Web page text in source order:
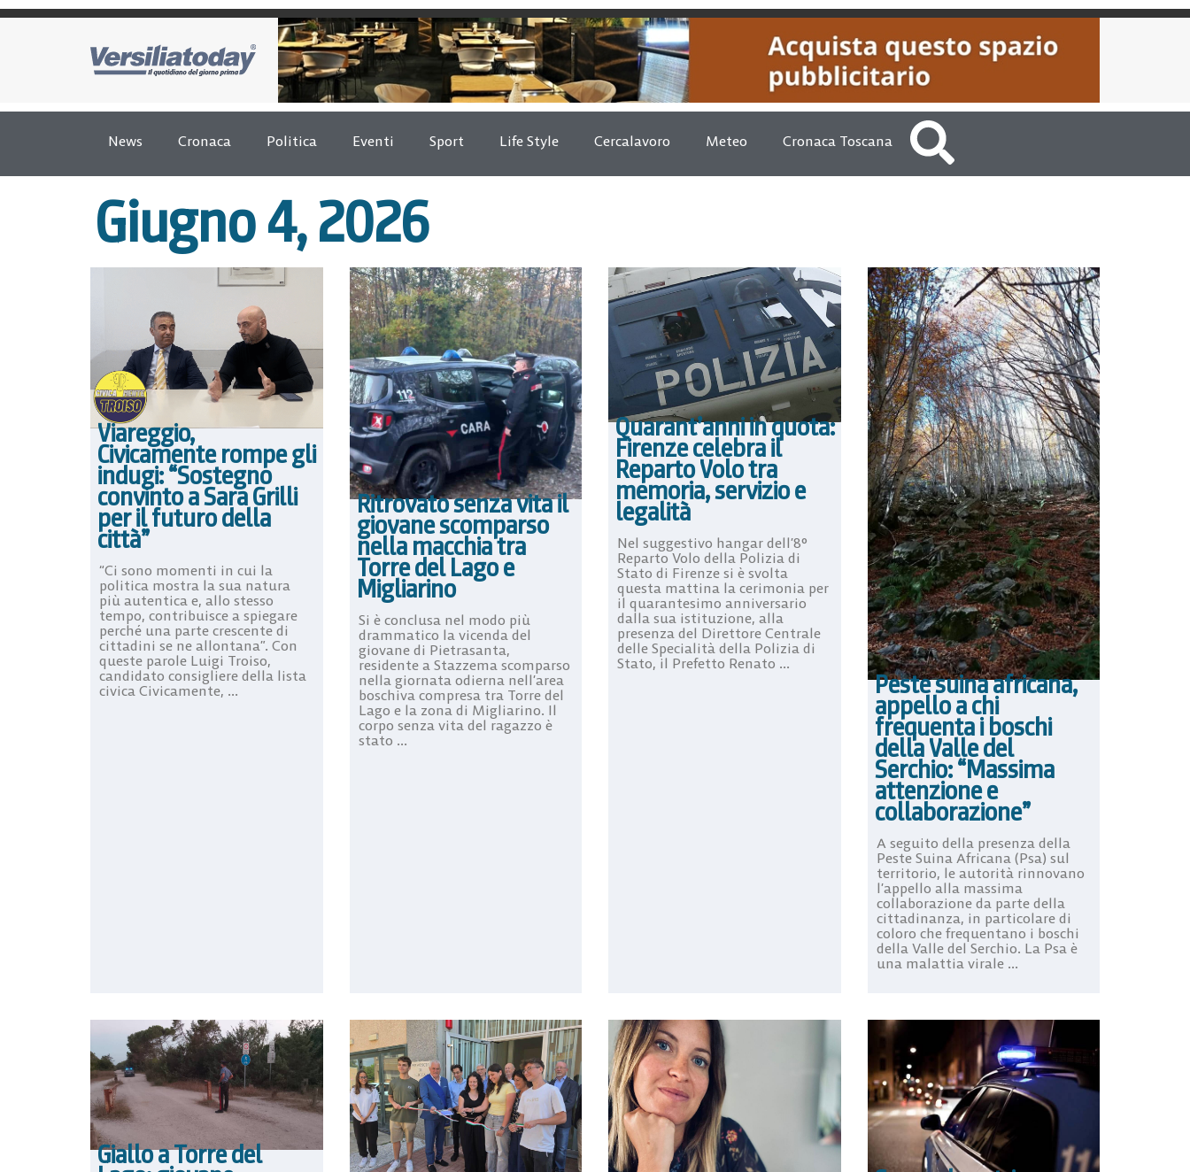
News Cronaca Politica Eventi Sport Life Style Cercalavoro Meteo Cronaca Toscana
Giugno 4, 2026
Viareggio,
Civicamente rompe gli
indugi: “Sostegno
convinto a Sara Grilli
per il futuro della
città”
“Ci sono momenti in cui la
politica mostra la sua natura
più autentica e, allo stesso
tempo, contribuisce a spiegare
perché una parte crescente di
cittadini se ne allontana”. Con
queste parole Luigi Troiso,
candidato consigliere della lista
civica Civicamente, ...
Ritrovato senza vita il
giovane scomparso
nella macchia tra
Torre del Lago e
Migliarino
Si è conclusa nel modo più
drammatico la vicenda del
giovane di Pietrasanta,
residente a Stazzema scomparso
nella giornata odierna nell’area
boschiva compresa tra Torre del
Lago e la zona di Migliarino. Il
corpo senza vita del ragazzo è
stato ...
Quarant’anni in quota:
Firenze celebra il
Reparto Volo tra
memoria, servizio e
legalità
Nel suggestivo hangar dell’8°
Reparto Volo della Polizia di
Stato di Firenze si è svolta
questa mattina la cerimonia per
il quarantesimo anniversario
dalla sua istituzione, alla
presenza del Direttore Centrale
delle Specialità della Polizia di
Stato, il Prefetto Renato ...
Peste suina africana,
appello a chi
frequenta i boschi
della Valle del
Serchio: “Massima
attenzione e
collaborazione”
A seguito della presenza della
Peste Suina Africana (Psa) sul
territorio, le autorità rinnovano
l’appello alla massima
collaborazione da parte della
cittadinanza, in particolare di
coloro che frequentano i boschi
della Valle del Serchio. La Psa è
una malattia virale ...
Giallo a Torre del